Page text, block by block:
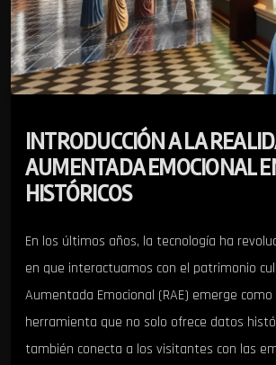
INTRODUCCIÓN A LA
AUMENTADA EMOCIONAL
HISTÓRICOS
En los últimos años, la tecnología ha
en que interactuamos con el patrimonio
Aumentada Emocional (RAE) emerge
herramienta que no solo ofrece datos
también conecta a los visitantes con las